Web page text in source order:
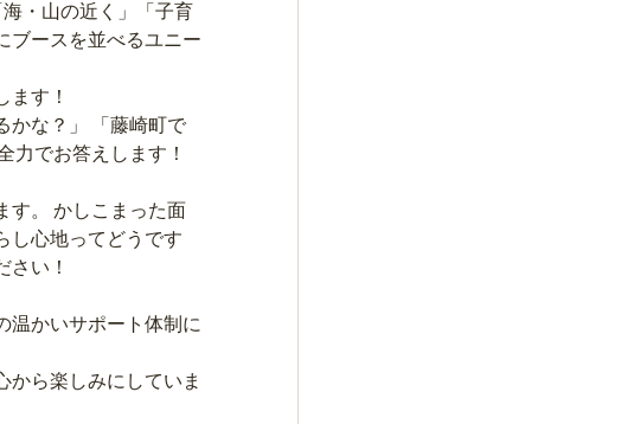
・山の近く」「子育
ブースを並べるユニー
す！
かな？」 「藤崎町で
力でお答えします！
す。 かしこまった面
し心地ってどうです
い！
温かいサポート体制に
から楽しみにしていま